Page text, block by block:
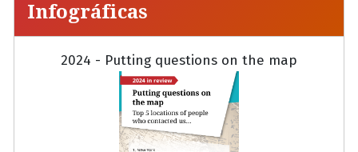
Infográficas
2024 - Putting questions on the map